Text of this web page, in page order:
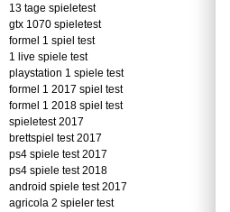
13 tage spieletest
gtx 1070 spieletest
formel 1 spiel test
1 live spiele test
playstation 1 spiele test
formel 1 2017 spiel test
formel 1 2018 spiel test
spieletest 2017
brettspiel test 2017
ps4 spiele test 2017
ps4 spiele test 2018
android spiele test 2017
agricola 2 spieler test